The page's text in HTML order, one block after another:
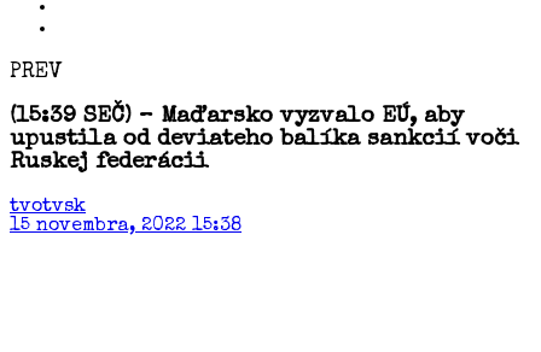
PREV
(15:39 SEČ) – Maďarsko vyzvalo EÚ, aby
upustila od deviateho balíka sankcií voči
Ruskej federácii
tvotvsk
15 novembra, 2022 15:38